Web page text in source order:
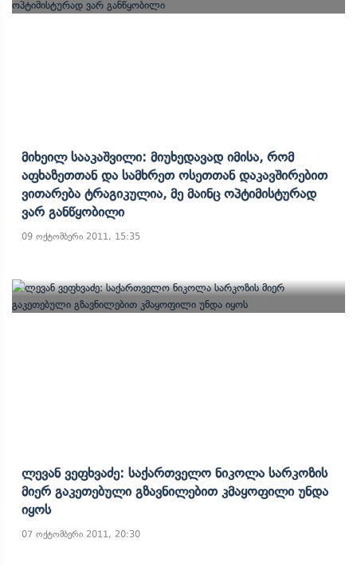
Მიხეილ Სააკაშვილი: Მიუხედავად Იმისა, Რომ
Აფხაზეთთან Და Სამხრეთ Ოსეთთან Დაკავშირებით
Ვითარება Ტრაგიკულია, Მე Მაინც Ოპტიმისტურად
Ვარ Განწყობილი
09 ოქტომბერი 2011, 15:35
Ლევან Ვეფხვაძე: Საქართველო Ნიკოლა Სარკოზის
Მიერ Გაკეთებული Გზავნილებით Კმაყოფილი Უნდა
Იყოს
07 ოქტომბერი 2011, 20:30